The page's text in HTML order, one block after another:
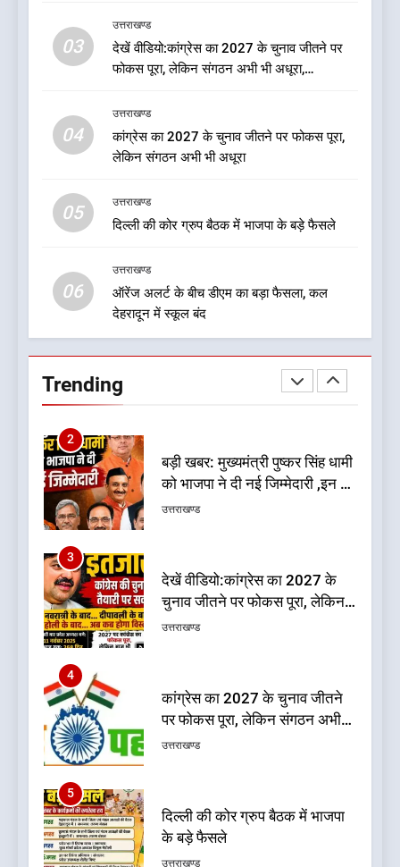
03
उत्तराखण्ड
देखें वीडियो:कांग्रेस का 2027 के चुनाव जीतने पर
फोकस पूरा, लेकिन संगठन अभी भी अधूरा,
04
उत्तराखण्ड
कांग्रेस का 2027 के चुनाव जीतने पर फोकस पूरा,
लेकिन संगठन अभी भी अधूरा
05
उत्तराखण्ड
दिल्ली की कोर ग्रुप बैठक में भाजपा के बड़े फैसले
06
उत्तराखण्ड
ऑरेंज अलर्ट के बीच डीएम का बड़ा फैसला, कल
देहरादून में स्कूल बंद
Trending
उत्तराखण्ड
भालू, ग्रामीणों में दहशत
उत्तराखण्ड
8
नशा उन्मूलन और मिशन एजुकेशन के
कांग्रेस की कार्यकारिणी का शुभ मुहूर्त,
2
बड़ी खबर: मुख्यमंत्री पुष्कर सिंह धामी
को भाजपा ने दी नई जिम्मेदारी ,इन पूर्व
मुख्यमंत्री को भी मिली जिम्मेदारी
उत्तराखण्ड
3
देखें वीडियो:कांग्रेस का 2027 के
चुनाव जीतने पर फोकस पूरा, लेकिन
संगठन अभी भी अधूरा, कार्यकारिणी
उत्तराखण्ड
4
कांग्रेस का 2027 के चुनाव जीतने
पर फोकस पूरा, लेकिन संगठन अभी
भी अधूरा
उत्तराखण्ड
5
दिल्ली की कोर ग्रुप बैठक में भाजपा
के बड़े फैसले
उत्तराखण्ड